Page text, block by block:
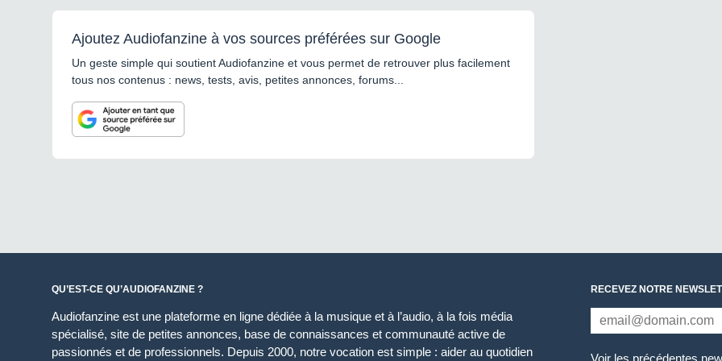
Ajoutez Audiofanzine à vos sources préférées sur Google
Un geste simple qui soutient Audiofanzine et vous permet de retrouver plus facilement
tous nos contenus : news, tests, avis, petites annonces, forums...
QU’EST-CE QU’AUDIOFANZINE ?
Audiofanzine est une plateforme en ligne dédiée à la musique et à l’audio, à la fois média
spécialisé, site de petites annonces, base de connaissances et communauté active de
passionnés et de professionnels. Depuis 2000, notre vocation est simple : aider au quotidien
RECEVEZ NOTRE